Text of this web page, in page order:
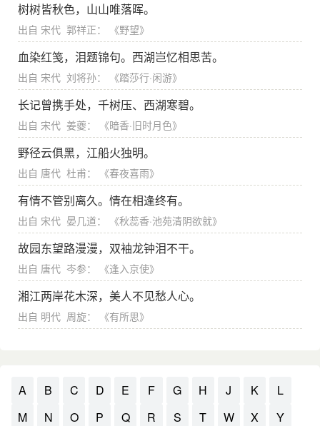
接下去的颈联就道出了他的这种心情。在这明艳的
春光中，诗人只能做的是“矮纸斜行闲作草”，陆游擅长行
草，从现存的陆游手迹看，他的行草疏朗有致，风韵潇
洒。这一句实是暗用了张芝的典故。据说张芝擅草书，
但平时都写楷字，人问其故，回答说，“匆匆不暇草书”，
意即写草书太花时间，所以没功夫写。陆游客居京华，
闲极无聊，所以以草书消遣。因为是小雨初霁，所以说
“晴窗”，“细乳戏分茶”这里就是品茶、玩茶道。无事而作
草书，晴窗下品着清茗，表面上看，是极闲适恬静的境
界，然而在这背后，正藏着诗人无限的感慨与牢骚。陆
游素来有为国家作一番轰轰烈烈事业的宏愿，而严州知
府的职位本与他的素志不合，何况觐见一次皇帝，不知
要在客舍中等待多久！国家正是多事之秋，而诗人却在
以作书品茶消磨时光，真是无聊而可悲！于是再也捺不
住心头的怨愤，写下了结尾两句。
尾联虽不像古人抱怨“素衣化为缁”（晋陆机作《为顾
彦先赠好》：“京洛多风尘，素衣化为缁”），但这联不仅
道出了羁旅风霜之苦，又寓有京中恶浊，久居为其所化
的意思。诗人声称清明不远，应早日回家，而不愿在所
树树皆秋色，山山唯落晖。
出自 宋代 郭祥正： 《野望》
血染红笺，泪题锦句。西湖岂忆相思苦。
出自 宋代 刘将孙： 《踏莎行·闲游》
长记曾携手处，千树压、西湖寒碧。
出自 宋代 姜夔： 《暗香·旧时月色》
野径云俱黑，江船火独明。
出自 唐代 杜甫： 《春夜喜雨》
有情不管别离久。情在相逢终有。
出自 宋代 晏几道： 《秋蕊香·池苑清阴欲就》
故园东望路漫漫，双袖龙钟泪不干。
出自 唐代 岑参： 《逢入京使》
湘江两岸花木深，美人不见愁人心。
出自 明代 周旋： 《有所思》
A B C D E F G H J K
L
M
N O P Q R S T W X Y